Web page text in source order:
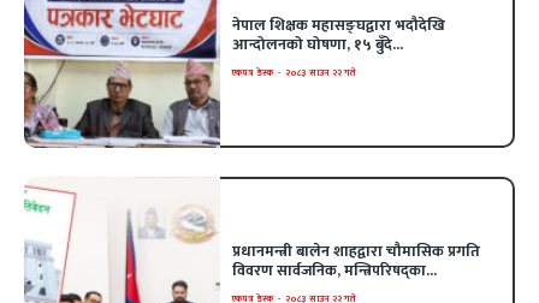
नेपाल शिक्षक महासङ्घद्वारा भदौदेखि
आन्दोलनको घोषणा, १५ बुँदे...
एकपत्र डेस्क - २०८३ साउन २२ गते
प्रधानमन्त्री बालेन शाहद्वारा चौमासिक प्रगति
विवरण सार्वजनिक, मन्त्रिपरिषद्का...
एकपत्र डेस्क - २०८३ साउन २२ गते